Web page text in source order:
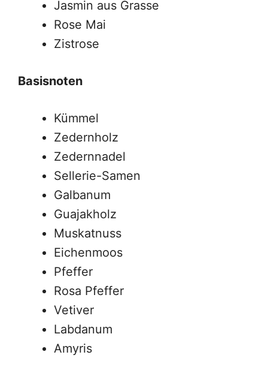
Jasmin aus Grasse
Rose Mai
Zistrose
Basisnoten
Kümmel
Zedernholz
Zedernnadel
Sellerie-Samen
Galbanum
Guajakholz
Muskatnuss
Eichenmoos
Pfeffer
Rosa Pfeffer
Vetiver
Labdanum
Amyris